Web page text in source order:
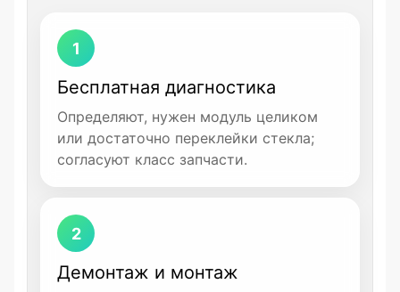
1
Бесплатная диагностика
Определяют, нужен модуль целиком
или достаточно переклейки стекла;
согласуют класс запчасти.
2
Демонтаж и монтаж